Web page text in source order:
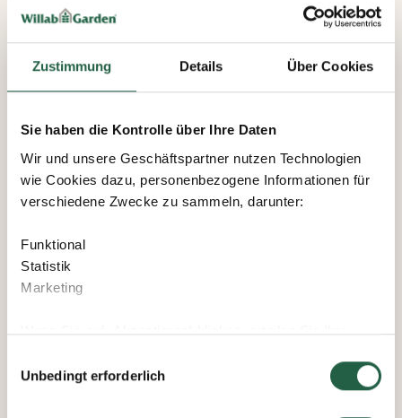
Zustimmung Details Über Cookies
Sie haben die Kontrolle über Ihre Daten
Wir und unsere Geschäftspartner nutzen Technologien
wie Cookies dazu, personenbezogene Informationen für
verschiedene Zwecke zu sammeln, darunter:
Funktional
Statistik
Marketing
Wenn Sie auf „Akzeptieren“ klicken, erteilen Sie Ihre
entscheiden, welchen Zwecken Sie zustimmen, indem
Sie das Kästchen neben dem Zweck anklicken und auf
Unbedingt erforderlich